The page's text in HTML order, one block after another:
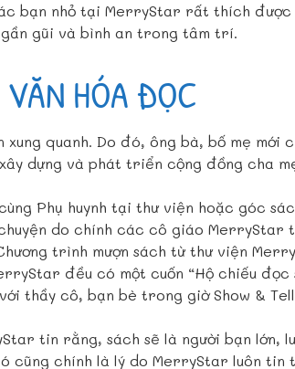
bạn nhỏ tại MerryStar rất thích
gũi và bình an trong tâm trí.
HÓA ĐỌC
quanh. Do đó, ông bà, bố mẹ mới
dựng và phát triển cộng đồng cha
Phụ huynh tại thư viện hoặc góc
do chính các cô giáo MerryStar
trình mượn sách từ thư viện
đều có một cuốn “Hộ chiếu
thầy cô, bạn bè trong giờ Show &
tin rằng, sách sẽ là người bạn lớn,
cũng chính là lý do MerryStar luôn